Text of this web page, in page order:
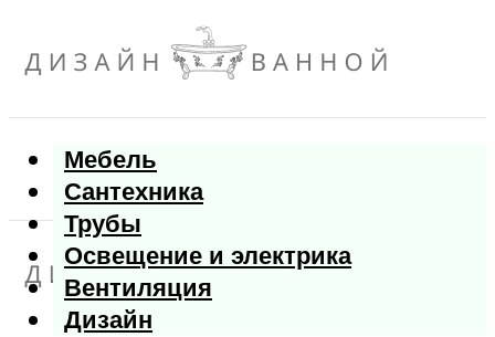
Мебель
Сантехника
Трубы
Освещение и электрика
Вентиляция
Дизайн